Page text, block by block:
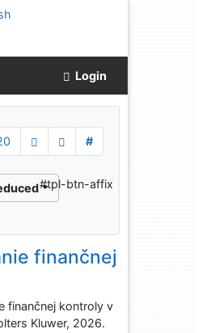
Login
#
#tpl-btn-affix
finančnej
finančnej kontroly v
Kluwer, 2026.